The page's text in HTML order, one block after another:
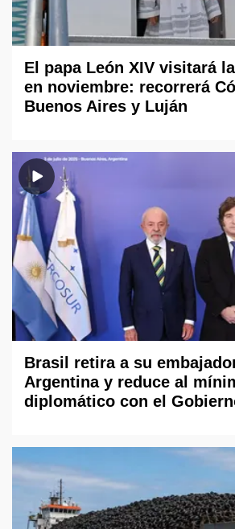
El papa León XIV visitará
en noviembre: recorrerá
Buenos Aires y Luján
Brasil retira a su
Argentina y reduce al
diplomático con el